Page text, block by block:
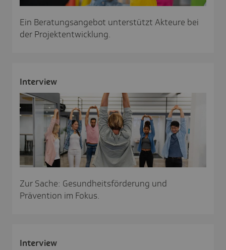
Ein Beratungsangebot unterstützt Akteure bei
der Projektentwicklung.
Inter­view
Zur Sache: Gesundheitsförderung und
Prävention im Fokus.
Inter­view